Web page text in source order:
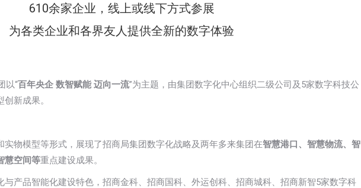
610余家企业，线上或线下方式参展
为各类企业和各界友人提供全新的数字体验
以“百年央企 数智赋能 迈向一流”为主题，由集团数字化中心组织二级公司及5家数字科技公
新成果。
物模型等形式，展现了招商局集团数字化战略及两年多来集团在智慧港口、智慧物流、智
慧空间等重点建设成果。
与产品智能化建设特色，招商金科、招商国科、外运创科、招商城科、招商新智5家数字科